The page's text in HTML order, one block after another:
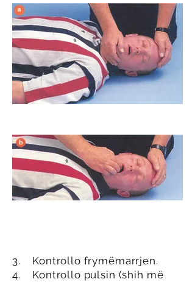
3. Kontrollo frymëmarrjen.
4. Kontrollo pulsin (shih më